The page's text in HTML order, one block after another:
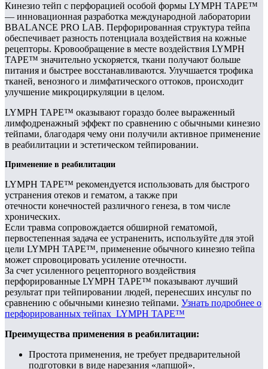
Кинезио тейп с перфорацией особой формы LYMPH TAPE™
— инновационная разработка международной лаборатории
BBALANCE PRO LAB. Перфорированная структура тейпа
обеспечивает разность потенциала воздействия на кожные
рецепторы. Кровообращение в месте воздействия LYMPH
TAPE™ значительно ускоряется, ткани получают больше
питания и быстрее восстанавливаются. Улучшается трофика
тканей, венозного и лимфатического оттоков, происходит
улучшение микроциркуляции в целом.
LYMPH TAPE™ оказывают гораздо более выраженный
лимфодренажный эффект по сравнению с обычными кинезио
тейпами, благодаря чему они получили активное применение
в реабилитации и эстетическом тейпировании.
Применение в реабилитации
LYMPH TAPE™ рекомендуется использовать для быстрого
устранения отеков и гематом, а также при
отечности конечностей различного генеза, в том числе
хронических.
Если травма сопровождается обширной гематомой,
первостепенная задача ее устраненить, используйте для этой
цели LYMPH TAPE™, применение обычного кинезио тейпа
может спровоцировать усиление отечности.
За счет усиленного рецепторного воздействия
перфорированные LYMPH TAPE™ показывают лучший
результат при тейпировании людей, перенесших инсульт по
сравнению с обычными кинезио тейпами. Узнать подробнее о
перфорированных тейпах LYMPH TAPE™
Преимущества применения в реабилитации:
Простота применения, не требует предварительной
подготовки в виде нарезания «лапшой».